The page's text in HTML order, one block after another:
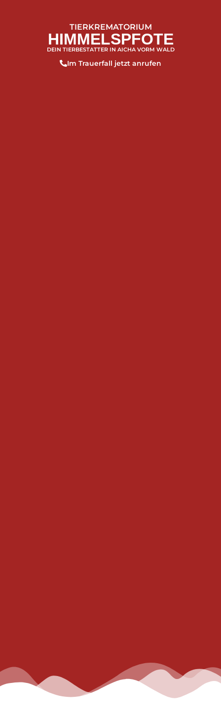
TIERKREMATORIUM
HIMMELSPFOTE
DEIN TIERBESTATTER IN AICHA VORM WALD
Im Trauerfall jetzt anrufen